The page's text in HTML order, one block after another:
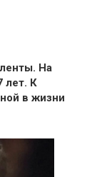
На
лет. К
в жизни